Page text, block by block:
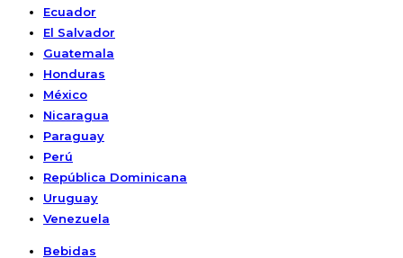
Ecuador
El Salvador
Guatemala
Honduras
México
Nicaragua
Paraguay
Perú
República Dominicana
Uruguay
Venezuela
Bebidas